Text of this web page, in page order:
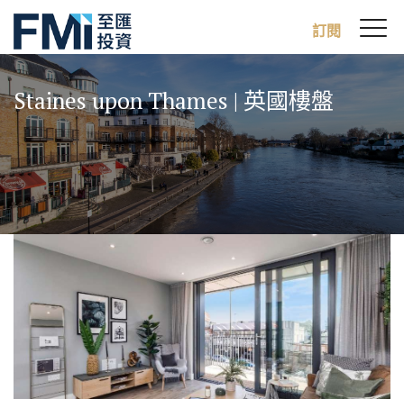
Skip
to
main
content
訂閱
Staines upon Thames | 英國樓盤